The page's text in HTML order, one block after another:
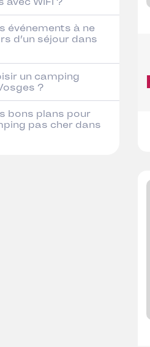
événements à ne
d’un séjour dans
un camping
?
bons plans pour
pas cher dans